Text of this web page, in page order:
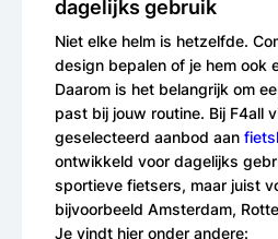
dagelijks gebruik
Niet elke helm is hetzelfde.
design bepalen of je hem ook
Daarom is het belangrijk om
past bij jouw routine. Bij F4all
geselecteerd aanbod aan
ontwikkeld voor dagelijks
sportieve fietsers, maar juist
bijvoorbeeld Amsterdam,
Je vindt hier onder andere: